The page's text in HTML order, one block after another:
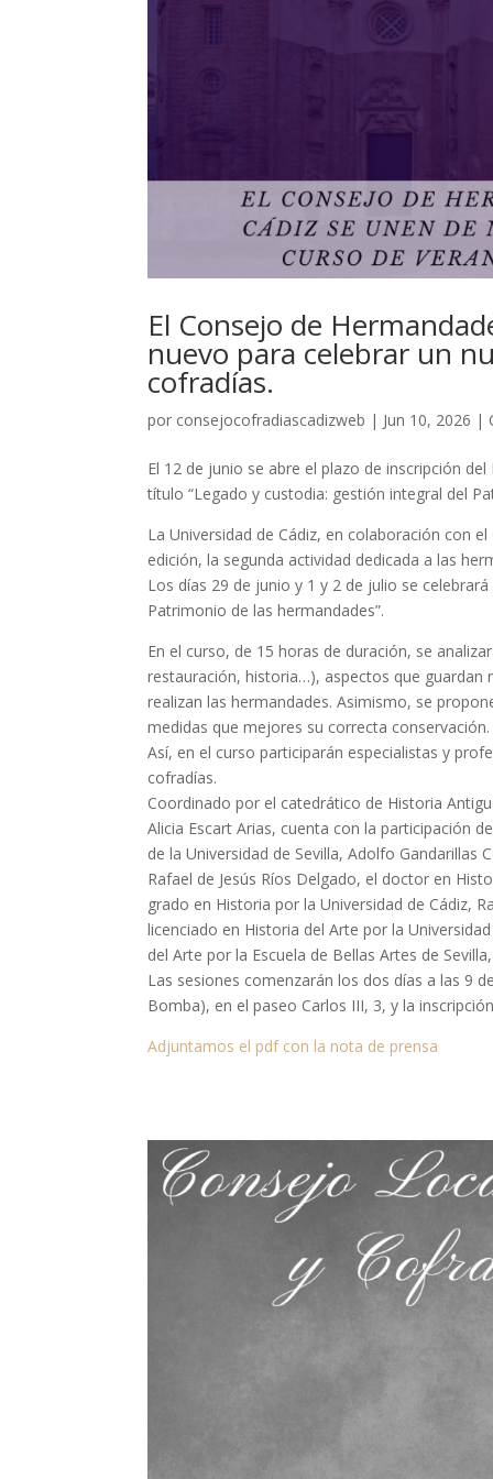
El Consejo de
nuevo para celebrar un
cofradías.
por consejocofradiascadizweb | Jun 10, 2026 |
El 12 de junio se abre el plazo de inscripción
título “Legado y custodia: gestión integral del
La Universidad de Cádiz, en colaboración con
edición, la segunda actividad dedicada a las
Los días 29 de junio y 1 y 2 de julio se
Patrimonio de las hermandades”.
En el curso, de 15 horas de duración, se
restauración, historia…), aspectos que
realizan las hermandades. Asimismo, se
medidas que mejores su correcta conservación.
Así, en el curso participarán especialistas y
cofradías.
Coordinado por el catedrático de Historia
Alicia Escart Arias, cuenta con la participación
de la Universidad de Sevilla, Adolfo Gandarillas
Rafael de Jesús Ríos Delgado, el doctor en
grado en Historia por la Universidad de Cádiz,
licenciado en Historia del Arte por la
del Arte por la Escuela de Bellas Artes de
Las sesiones comenzarán los dos días a las 9
Bomba), en el paseo Carlos III, 3, y la
Adjuntamos el pdf con la nota de prensa